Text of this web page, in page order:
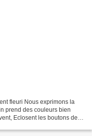
fleuri Nous exprimons la
prend des couleurs bien
Eclosent les boutons des